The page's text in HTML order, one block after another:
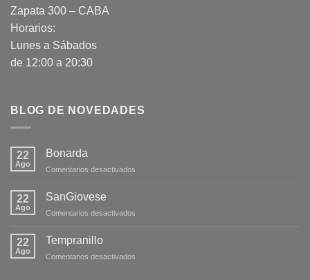
Zapata 300 – CABA
Horarios:
Lunes a Sábados
de 12:00 a 20:30
BLOG DE NOVEDADES
22
Ago
Bonarda
Comentarios desactivados
22
Ago
SanGiovese
Comentarios desactivados
22
Ago
Tempranillo
Comentarios desactivados